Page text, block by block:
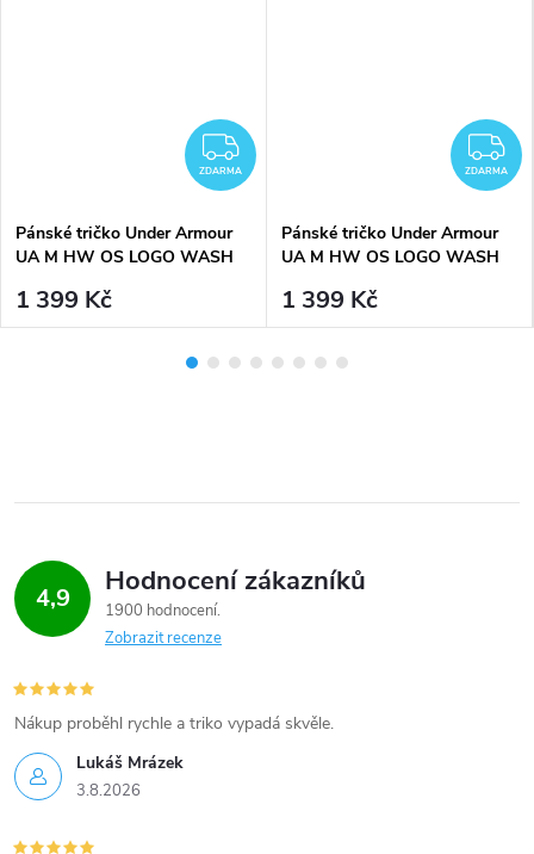
ZDARMA
ZDARMA
Pánské tričko Under Armour
UA M HW OS LOGO WASH
1 399 Kč
ZDARMA
Pánské tričko Under Armour
UA M HW OS LOGO WASH
1 399 Kč
4,9 Hodnocení zákazníků
1900 hodnocení
Zobrazit recenze
Lukáš Mrázek
3.8.2026
Nákup proběhl rychle a triko vypadá skvěle.